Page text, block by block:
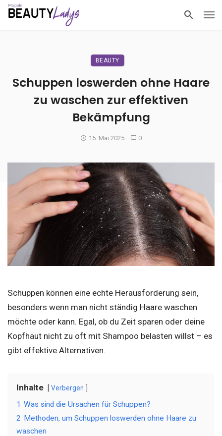
BEAUTY
Schuppen loswerden ohne Haare
zu waschen zur effektiven
Bekämpfung
15. Mai 2025 0
Schuppen können eine echte Herausforderung sein,
besonders wenn man nicht ständig Haare waschen
möchte oder kann. Egal, ob du Zeit sparen oder deine
Kopfhaut nicht zu oft mit Shampoo belasten willst – es
gibt effektive Alternativen.
Inhalte Verbergen
1 Was sind die Ursachen für Schuppen?
2 Methoden, um Schuppen loswerden ohne Haare zu
waschen